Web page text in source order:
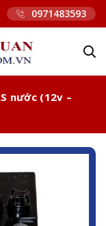
0971483593
nước (12v –